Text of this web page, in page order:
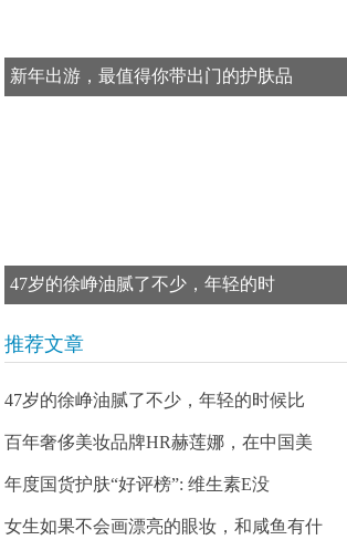
新年出游，最值得你带出门的护肤品
47岁的徐峥油腻了不少，年轻的时
推荐文章
47岁的徐峥油腻了不少，年轻的时候比
百年奢侈美妆品牌HR赫莲娜，在中国美
年度国货护肤“好评榜”: 维生素E没
女生如果不会画漂亮的眼妆，和咸鱼有什